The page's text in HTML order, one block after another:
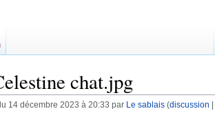
chat.jpg
14 décembre 2023 à 20:33 par Le sablais (discussion